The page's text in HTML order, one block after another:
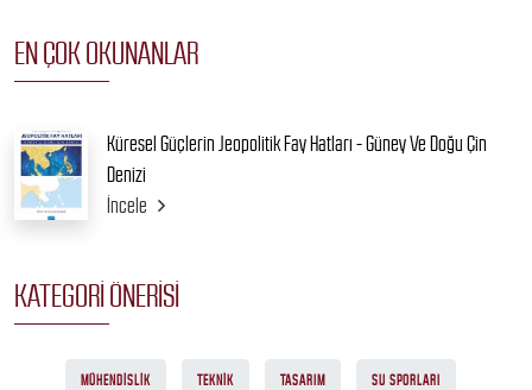
EN ÇOK OKUNANLAR
Küresel Güçlerin Jeopolitik Fay Hatları - Güney Ve Doğu Çin
Denizi
İncele
KATEGORI ÖNERISI
MÜHENDISLIK TEKNIK TASARIM SU SPORLARI